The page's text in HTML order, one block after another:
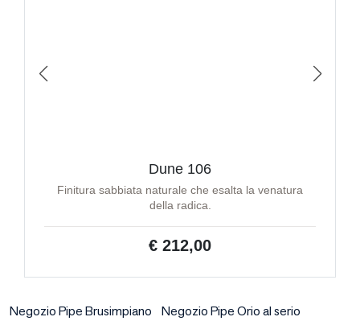
Dune 106
Finitura sabbiata naturale che esalta la venatura
della radica.
€ 212,00
Negozio Pipe Brusimpiano
Negozio Pipe Orio al serio